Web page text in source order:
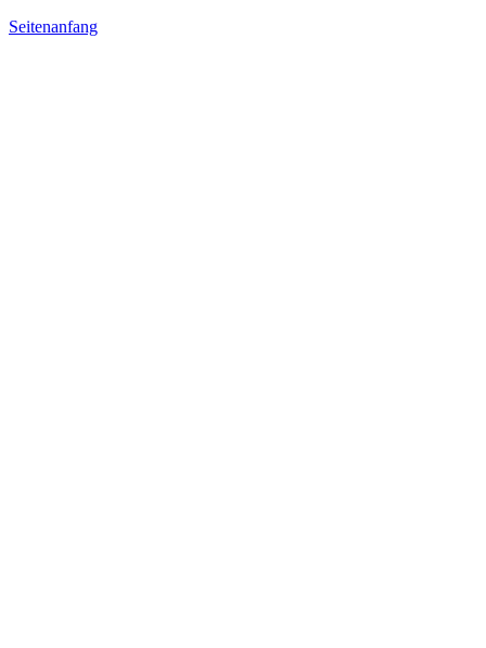
Seitenanfang